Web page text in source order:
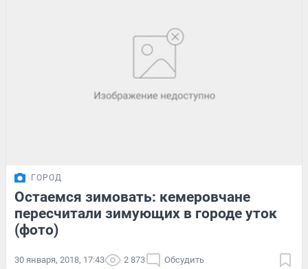
ГОРОД
Остаемся зимовать: кемеровчане
пересчитали зимующих в городе уток
(фото)
30 января, 2018, 17:43 2 873 Обсудить